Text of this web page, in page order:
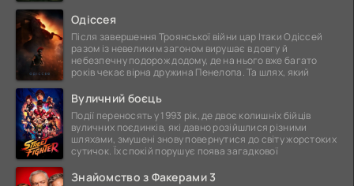
Одіссея
Після завершення Троянської війни цар Ітаки Одіссей
разом із невеликим загоном вирушає в довгу й
небезпечну подорож додому, де на нього вже багато
років чекає вірна дружина Пенелопа. Та шлях, який
Вуличний боєць
Події переносять у 1993 рік, де двоє колишніх бійців
вуличних поєдинків, які давно розійшлися різними
шляхами, змушені знову повернутися до світу жорстоких
сутичок. Їх спокій порушує поява загадкової
Знайомство з Факерами 3